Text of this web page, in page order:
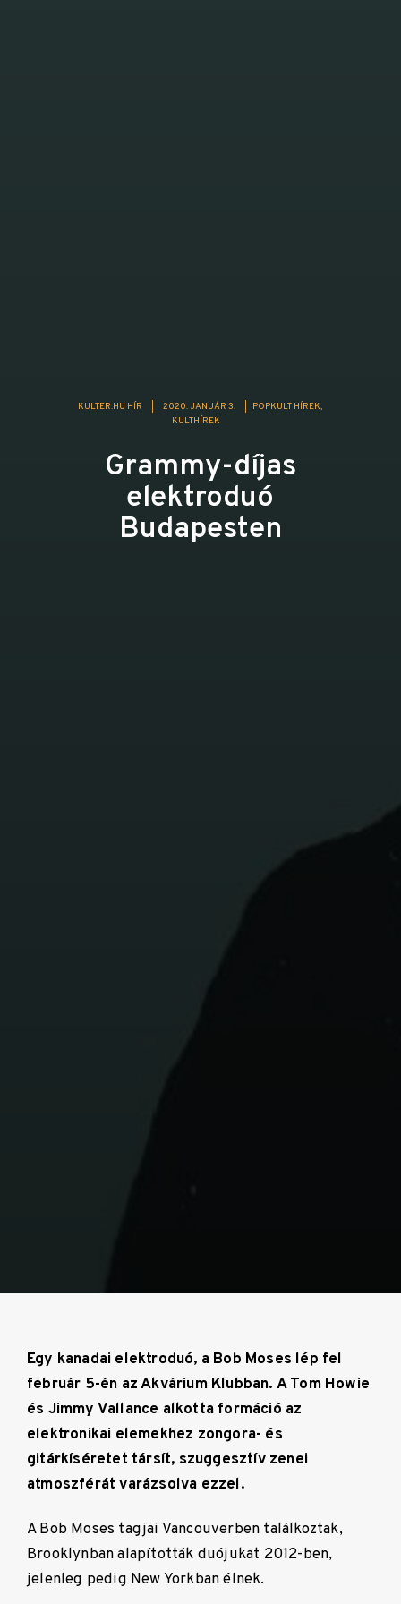
KULTER.HU HÍR 2020. JANUÁR 3.
POPKULT HÍREK
KULTHÍREK
Grammy-díjas
elektroduó
Budapesten
Egy kanadai elektroduó, a Bob Moses lép fel
február 5-én az Akvárium Klubban. A Tom Howie
és Jimmy Vallance alkotta formáció az
elektronikai elemekhez zongora- és
gitárkíséretet társít, szuggesztív zenei
atmoszférát varázsolva ezzel.
A Bob Moses tagjai Vancouverben találkoztak,
Brooklynban alapították duójukat 2012-ben,
jelenleg pedig New Yorkban élnek.